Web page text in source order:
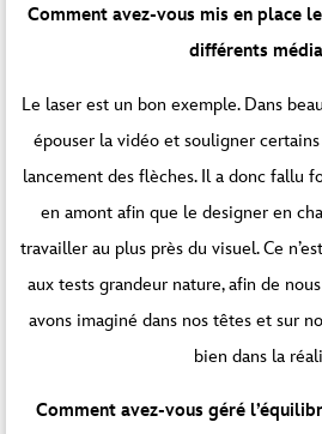
Comment avez-vous mis en place
différents
Le laser est un bon exemple. Dans
épouser la vidéo et souligner
lancement des flèches. Il a donc fallu
en amont afin que le designer en
travailler au plus près du visuel. Ce
aux tests grandeur nature, afin de
avons imaginé dans nos têtes et sur
bien dans la
Comment avez-vous géré